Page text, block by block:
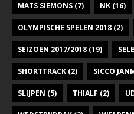
MATS SIEMONS (7) NK (16)
OLYMPISCHE SPELEN 2018 (2)
SEIZOEN 2017/2018 (19)
SHORTTRACK (2) SICCO
SLIJPEN (5) THIALF (2)